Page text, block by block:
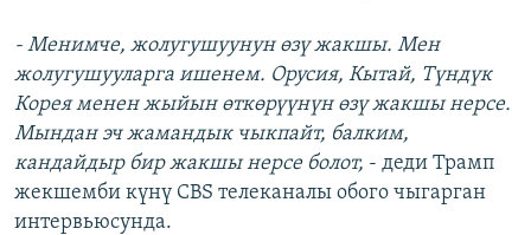
- Менимче, жолугушуунун өзү жакшы. Мен
жолугушууларга ишенем. Орусия, Кытай, Түндүк
Корея менен жыйын өткөрүүнүн өзү жакшы нерсе.
Мындан эч жамандык чыкпайт, балким,
кандайдыр бир жакшы нерсе болот, - деди Трамп
жекшемби күнү CBS телеканалы обого чыгарган
интервьюсунда.